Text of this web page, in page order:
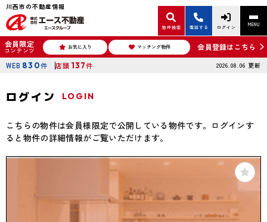
川西市の不動産情報
物件検索 電話する ログイン MENU
会員限定
コンテンツ お気に入り マッチング物件 会員登録はこちら
WEB 830件 店頭 137件 2026.08.06 更新
ログイン LOGIN
こちらの物件は会員様限定で公開している物件です。ログインす
ると物件の詳細情報がご覧いただけます。